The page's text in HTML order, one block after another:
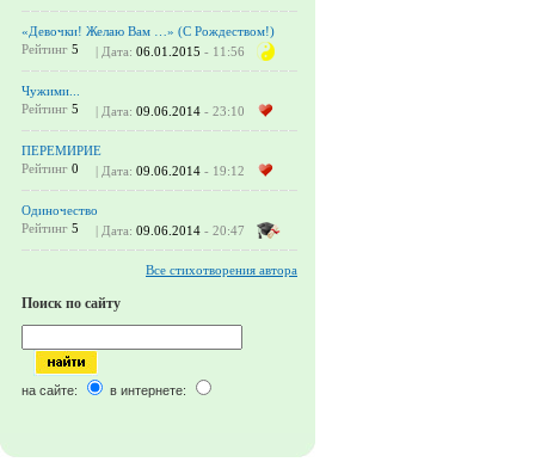
«Девочки! Желаю Вам …» (C Рождеством!)
Рейтинг 5 | Дата: 06.01.2015 - 11:56
Чужими...
Рейтинг 5 | Дата: 09.06.2014 - 23:10
ПЕРЕМИРИЕ
Рейтинг 0 | Дата: 09.06.2014 - 19:12
Одиночество
Рейтинг 5 | Дата: 09.06.2014 - 20:47
Все стихотворения автора
Поиск по сайту
на сайте: в интернете: